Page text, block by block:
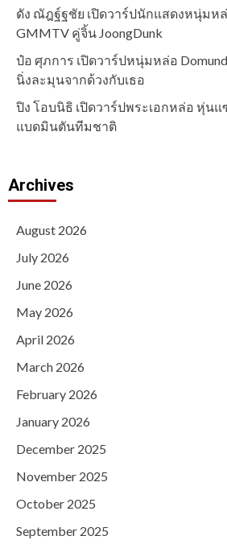
ดัง ณัฎฐ์ฐชัย เปิดวาร์ปนักแสดงหนุ่มห
GMMTV คู่จิ้น JoongDunk
ป๋อ ศุภการ เปิดวาร์ปหนุ่มหล่อ
นิ่งละมุนจากด้วงกับเธอ
ปิง โอบนิธิ เปิดวาร์ปพระเอกหล่อ หุ่น
แบดมินตันทีมชาติ
Archives
August 2026
July 2026
June 2026
May 2026
April 2026
March 2026
February 2026
January 2026
December 2025
November 2025
October 2025
September 2025